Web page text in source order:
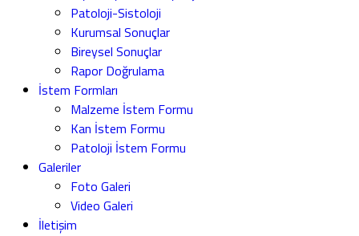
Patoloji-Sistoloji
Kurumsal Sonuçlar
Bireysel Sonuçlar
Rapor Doğrulama
İstem Formları
Malzeme İstem Formu
Kan İstem Formu
Patoloji İstem Formu
Galeriler
Foto Galeri
Video Galeri
İletişim